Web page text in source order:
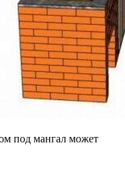
под мангал может